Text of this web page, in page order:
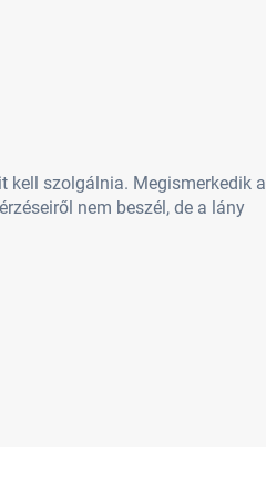
kell szolgálnia. Megismerkedik a
nem beszél, de a lány